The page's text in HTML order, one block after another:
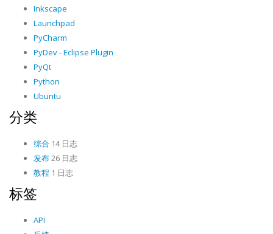
Inkscape
Launchpad
PyCharm
PyDev - Eclipse Plugin
PyQt
Python
Ubuntu
分类
综合 14 日志
发布26 日志
教程 1 日志
标签
API